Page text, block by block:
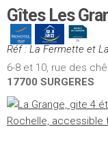
Gîtes Les
Réf : La Fermette et
6-8 et 10, rue des
17700 SURGERES